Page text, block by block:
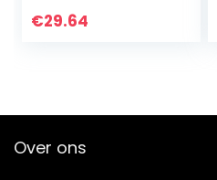
moederdag of
€29.64
Over ons